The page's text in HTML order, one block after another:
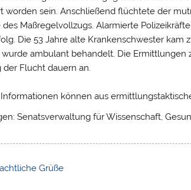
worden sein. Anschließend flüchtete der
des Maßregelvollzugs. Alarmierte
Die 53 Jahre alte Krankenschwester
ambulant behandelt. Die
der Flucht dauern an.
können aus
Senatsverwaltung für Wissenschaft,
Grüße